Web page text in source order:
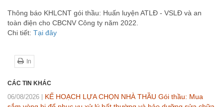
Thông báo KHLCNT gói thầu: Huấn luyện ATLĐ - VSLĐ và an
toàn điện cho CBCNV Công ty năm 2022.
Chi tiết: Tại đây
In
CÁC TIN KHÁC
06/08/2026
KẾ HOẠCH LỰA CHỌN NHÀ THẦU Gói thầu: Mua